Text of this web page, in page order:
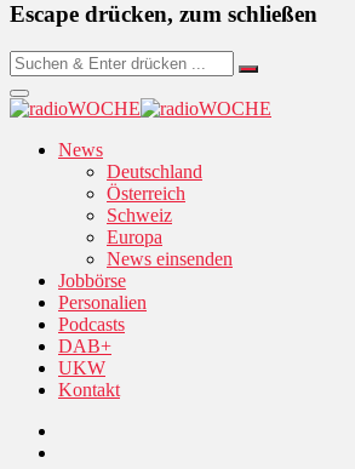
Escape drücken, zum schließen
News
Deutschland
Österreich
Schweiz
Europa
News einsenden
Jobbörse
Personalien
Podcasts
DAB+
UKW
Kontakt